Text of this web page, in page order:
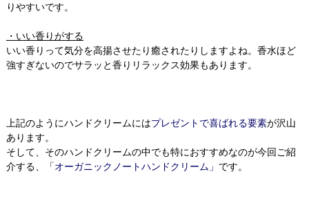
りやすいです。
・いい香りがする
いい香りって気分を高揚させたり癒されたりしますよね。香水ほど
強すぎないのでサラッと香りリラックス効果もあります。
上記のようにハンドクリームにはプレゼントで喜ばれる要素が沢山
あります。
そして、そのハンドクリームの中でも特におすすめなのが今回ご紹
介する、「オーガニックノートハンドクリーム」 です。